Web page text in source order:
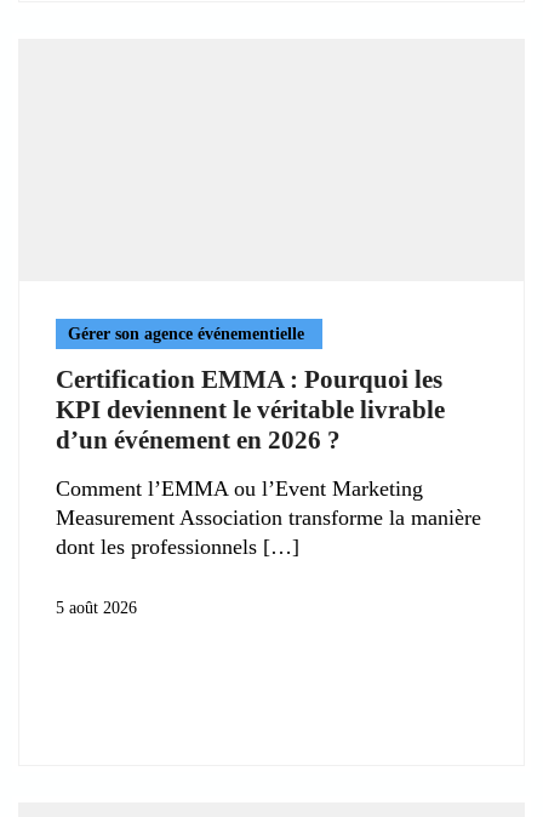
Gérer son agence événementielle
Certification EMMA : Pourquoi les
KPI deviennent le véritable livrable
d’un événement en 2026 ?
Comment l’EMMA ou l’Event Marketing
Measurement Association transforme la manière
dont les professionnels
5 août 2026